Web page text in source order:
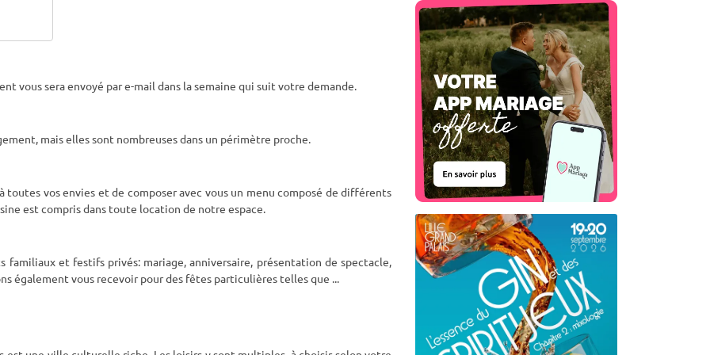
vous sera envoyé par e-mail dans la semaine qui suit votre demande.
mais elles sont nombreuses dans un périmètre proche.
vos envies et de composer avec vous un menu composé de différents
est compris dans toute location de notre espace.
et festifs privés: mariage, anniversaire, présentation de spectacle,
également vous recevoir pour des fêtes particulières telles que ...